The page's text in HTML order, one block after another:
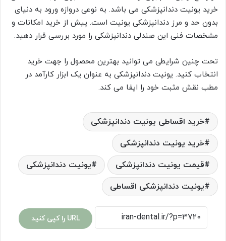
خرید یونیت دندانپزشکی می باشد. به نوعی دروازه ورود به دنیای
بدون حد و مرز دندانپزشکی یونیت است. پیش از خرید امکانات و
مشخصات فنی این صندلی دندانپزشکی را مورد بررسی قرار دهید.
تحت چنین شرایطی می توانید بهترین محصول را جهت خرید
انتخاب کنید. یونیت دندانپزشکی به عنوان یک ابزار کارآمد در
مطب نقش مثبت خود را ایفا می کند.
خرید اقساطی یونیت دندانپزشکی
خرید یونیت دندانپزشکی
قیمت یونیت دندانپزشکی
یونیت دندانپزشکی
یونیت دندانپزشکی اقساطی
URL را کپی کنید